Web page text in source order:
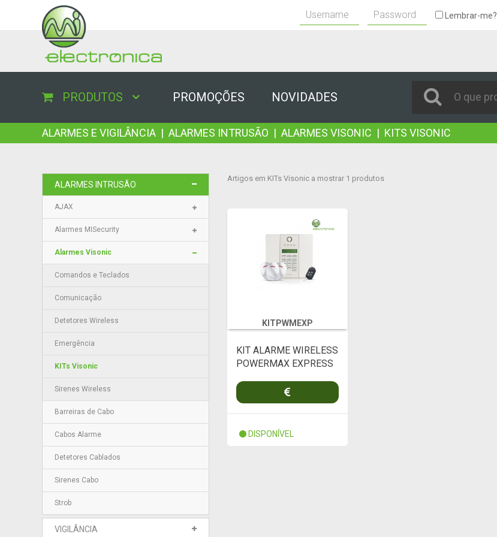
Lembrar-me?
PRODUTOS PROMOÇÕES NOVIDADES
ALARMES E VIGILÂNCIA | ALARMES INTRUSÃO | ALARMES VISONIC | KITS VISONIC
ALARMES INTRUSÃO
AJAX
Alarmes MISecurity
Alarmes Visonic
Comandos e Teclados
Comunicação
Detetores Wireless
Emergência
KITs Visonic
Sirenes Wireless
Barreiras de Cabo
Cabos Alarme
Detetores Cablados
Sirenes Cabo
Strob
VIGILÂNCIA
Artigos em KITs Visonic a mostrar 1 produtos
KITPWMEXP
KIT ALARME WIRELESS
POWERMAX EXPRESS
DISPONÍVEL